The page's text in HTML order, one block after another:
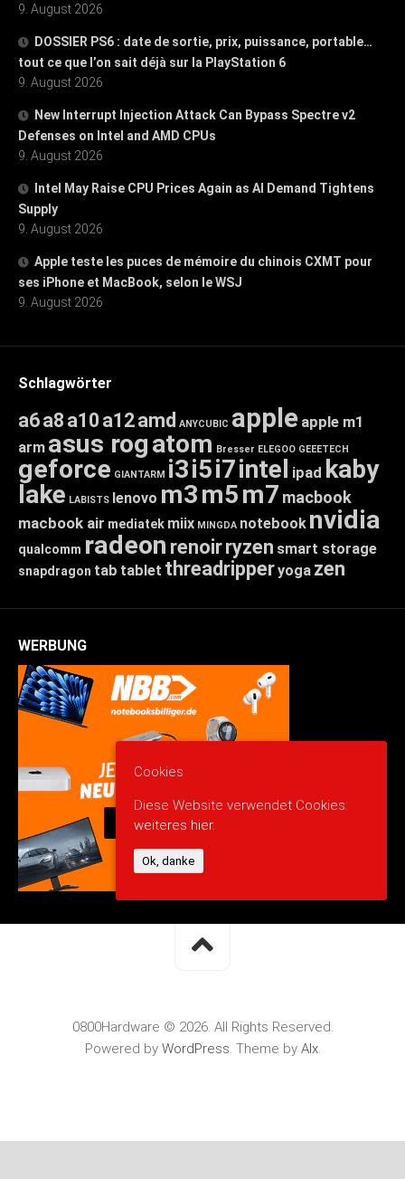
9. August 2026
DOSSIER PS6 : date de sortie, prix, puissance, portable…
tout ce que l’on sait déjà sur la PlayStation 6
9. August 2026
New Interrupt Injection Attack Can Bypass Spectre v2
Defenses on Intel and AMD CPUs
9. August 2026
Intel May Raise CPU Prices Again as AI Demand Tightens
Supply
9. August 2026
Apple teste les puces de mémoire du chinois CXMT pour
ses iPhone et MacBook, selon le WSJ
9. August 2026
Schlagwörter
a6a8 a10 a12amd ANYCUBIC apple apple m1
arm asus rogatom Bresser ELEGOO GEEETECH
geforce GIANTARM i3i5i7intel ipad kaby
lake LABISTS lenovo m3m5m7 macbook
macbook air mediatek miix MINGDA notebook nvidia
qualcomm radeon renoirryzen smart storage
snapdragon tab tablet threadripperyoga zen
WERBUNG
0800Hardware © 2026. All Rights Reserved.
Powered by WordPress. Theme by Alx.
Cookies
Diese Website verwendet Cookies:
weiteres hier.
Ok, danke